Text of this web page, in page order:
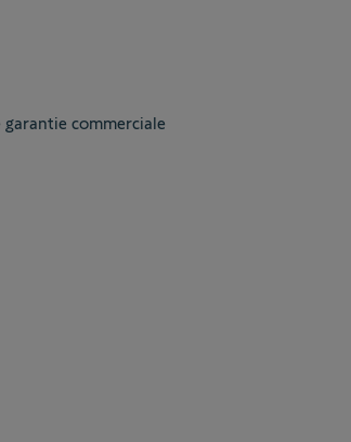
garantie commerciale